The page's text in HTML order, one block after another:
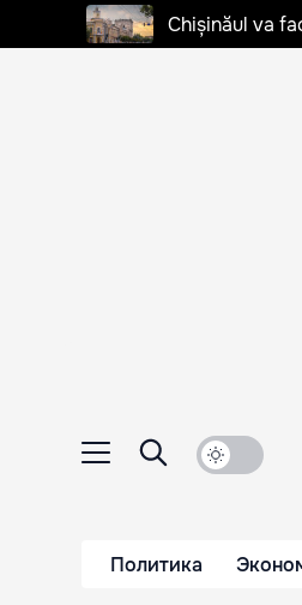
Chișinăul va
Политика